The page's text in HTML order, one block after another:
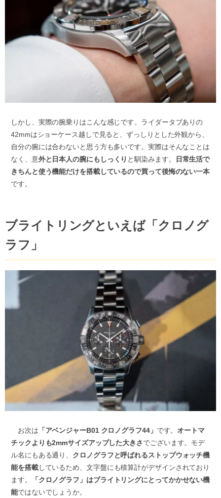
しかし、実際の腕乗りはこんな感じです。ライダータブありの
42mmはショーケース越しで見ると、ずっしりとした外観から、
自分の腕には合わないと思う方も多いです。実際はそんなことは
なく、意外と日本人の腕にもしっくり と馴染みます。
日常生活で
きちんと使う機能だけを搭載しているので買って後悔のない一本
です。
ブライトリングといえば「クロノグ
ラフ」
お次は 「アベンジャーB01 クロノグラフ44」 です。オートマ
チックよりも2mmサイズアップした大きさでございます。モデ
ル名にもある通り、 クロノグラフと呼ばれるストップウォッチ機
能を搭載しているため、文字盤にも積算計がデザインされており
ます。
「クロノグラフ」はブライトリングにとってかかせない機
能ではないでしょうか。